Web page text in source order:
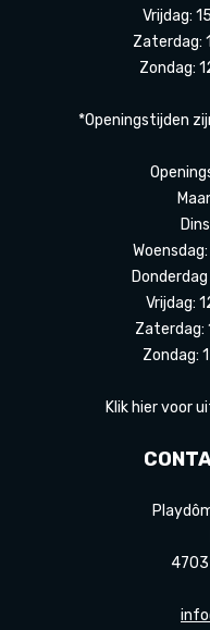
Vrijdag:
Zaterdag:
Zondag:
*Openingstijden
Vrijdag:
Zaterdag:
Zondag:
Klik hier voor
4703